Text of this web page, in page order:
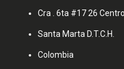
Cra . 6ta #17 26
Santa Marta D.T.C.H.
Colombia